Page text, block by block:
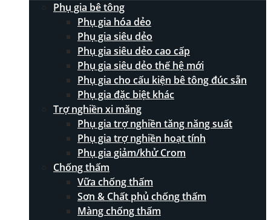
Phụ gia bê tông
Phụ gia hóa dẻo
Phụ gia siêu dẻo
Phụ gia siêu dẻo cao cấp
Phụ gia siêu dẻo thế hệ mới
Phụ gia cho cấu kiện bê tông đúc sẵn
Phụ gia đặc biệt khác
Trợ nghiền xi măng
Phụ gia trợ nghiền tăng năng suất
Phụ gia trợ nghiền hoạt tính
Phụ gia giảm/khử Crom
Chống thấm
Vữa chống thấm
Sơn & Chất phủ chống thấm
Màng chống thấm